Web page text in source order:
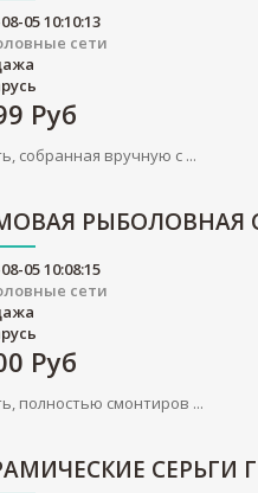
05 10:10:13
сети
Руб
собранная вручную с ...
РЫБОЛОВНАЯ
05 10:08:15
сети
Руб
полностью смонтиров ...
СЕРЬГИ